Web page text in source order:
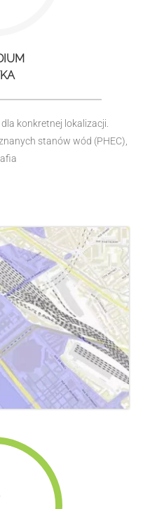
konkretnej lokalizacji.
stanów wód (PHEC),